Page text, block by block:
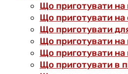
Що приготувати на
Що приготувати на
Що приготувати
Що приготувати на
Що приготувати
Що приготувати в